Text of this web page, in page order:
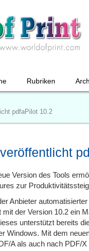
Rubriken
pdfaPilot 10.2
Version des Tools
zur
Anbieter
der Version 10.2 ein
unterstützt bereits
Windows. Mit dem
A als auch nach PDF/